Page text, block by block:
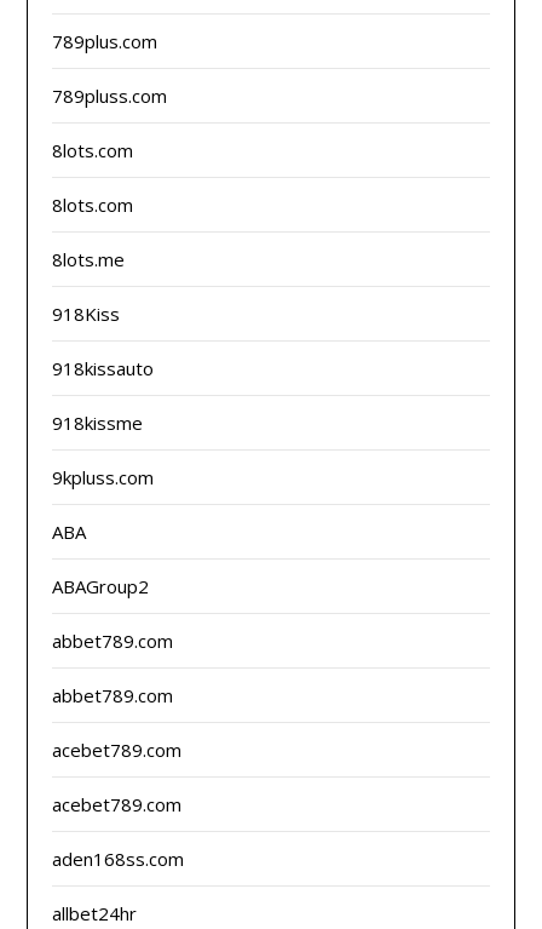
789plus.com
789pluss.com
8lots.com
8lots.com
8lots.me
918Kiss
918kissauto
918kissme
9kpluss.com
ABA
ABAGroup2
abbet789.com
abbet789.com
acebet789.com
acebet789.com
aden168ss.com
allbet24hr